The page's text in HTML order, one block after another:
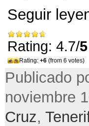
Seguir
Rating: 4.7/5
Rating: +6 (from 6 votes)
Publicado
noviembre
Cruz,